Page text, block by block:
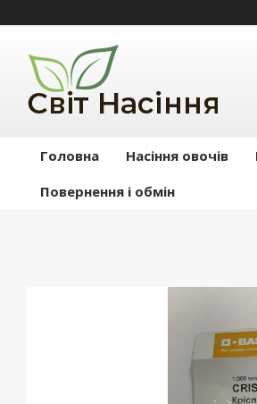
Головна Насіння овочів
Повернення і обмін